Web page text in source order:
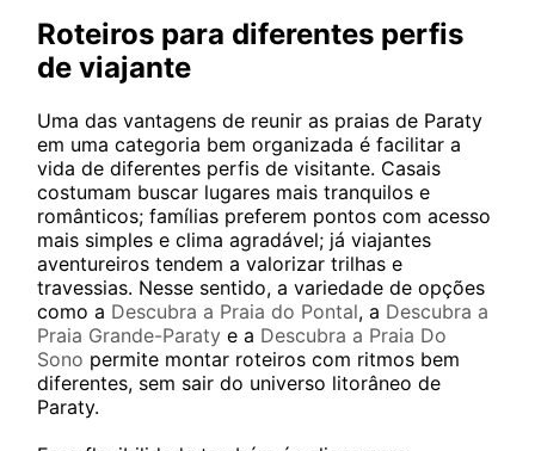
Roteiros para diferentes perfis
de viajante
Uma das vantagens de reunir as praias de Paraty
em uma categoria bem organizada é facilitar a
vida de diferentes perfis de visitante. Casais
costumam buscar lugares mais tranquilos e
românticos; famílias preferem pontos com acesso
mais simples e clima agradável; já viajantes
aventureiros tendem a valorizar trilhas e
travessias. Nesse sentido, a variedade de opções
como a Descubra a Praia do Pontal, a Descubra a
Praia Grande-Paraty e a Descubra a Praia Do
Sono permite montar roteiros com ritmos bem
diferentes, sem sair do universo litorâneo de
Paraty.